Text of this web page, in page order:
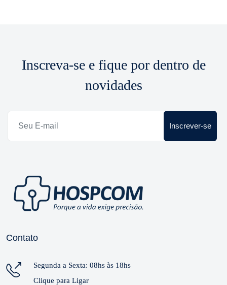
Inscreva-se e fique por dentro de
novidades
Inscrever-se
Contato
Segunda a Sexta: 08hs às 18hs
Clique para Ligar